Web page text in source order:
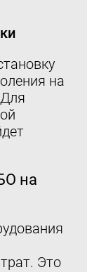
на
на
Это